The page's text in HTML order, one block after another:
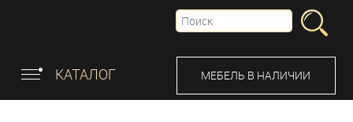
КАТАЛОГ МЕБЕЛЬ В НАЛИЧИИ